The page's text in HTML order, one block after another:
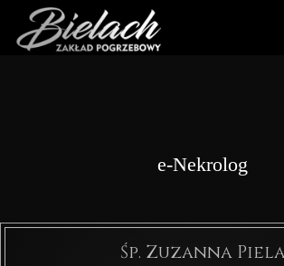
e-Nekrolog
Śp. Zuzanna